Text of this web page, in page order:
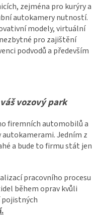
zejména pro kurýry a
autokamery nutností.
modely, virtuální
pro zajištění
podvodů a především
vozový park
firemních automobilů a
autokamerami. Jedním z
a bude to firmu stát jen
pracovního procesu
během oprav kvůli
pojistných